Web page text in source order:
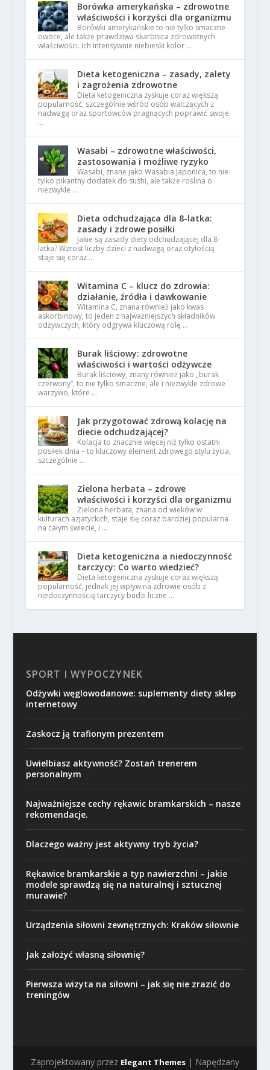
Borówka amerykańska – zdrowotne
właściwości i korzyści dla organizmu
Borówki amerykańskie to nie tylko smaczne
owoce, ale także prawdziwa skarbnica zdrowotnych
właściwości. Ich intensywnie niebieski kolor …
Dieta ketogeniczna – zasady, zalety
i zagrożenia zdrowotne
Dieta ketogeniczna zyskuje coraz większą
popularność, szczególnie wśród osób walczących z
nadwagą oraz sportowców pragnących poprawić swoje
…
Wasabi – zdrowotne właściwości,
zastosowania i możliwe ryzyko
Wasabi, znane jako Wasabia Japonica, to nie
tylko pikantny dodatek do sushi, ale także roślina o
niezwykle …
Dieta odchudzająca dla 8-latka:
zasady i zdrowe posiłki
Jakie są zasady diety odchudzającej dla 8-
latka? Wzrost liczby dzieci z nadwagą oraz otyłością
staje się coraz …
Witamina C – klucz do zdrowia:
działanie, źródła i dawkowanie
Witamina C, znana również jako kwas
askorbinowy, to jeden z najważniejszych składników
odżywczych, który odgrywa kluczową rolę …
Burak liściowy: zdrowotne
właściwości i wartości odżywcze
Burak liściowy, znany również jako „burak
czerwony”, to nie tylko smaczne, ale i niezwykle zdrowe
warzywo, które …
Jak przygotować zdrową kolację na
diecie odchudzającej?
Kolacja to znacznie więcej niż tylko ostatni
posiłek dnia – to kluczowy element zdrowego stylu życia,
szczególnie …
Zielona herbata – zdrowe
właściwości i korzyści dla organizmu
Zielona herbata, znana od wieków w
kulturach azjatyckich, staje się coraz bardziej popularna
na całym świecie, i …
Dieta ketogeniczna a niedoczynność
tarczycy: Co warto wiedzieć?
Dieta ketogeniczna zyskuje coraz większą
popularność, jednak jej wpływ na zdrowie osób z
niedoczynnością tarczycy budzi liczne …
SPORT I WYPOCZYNEK
Odżywki węglowodanowe: suplementy diety sklep
internetowy
Zaskocz ją trafionym prezentem
Uwielbiasz aktywność? Zostań trenerem
personalnym
Najważniejsze cechy rękawic bramkarskich – nasze
rekomendacje.
Dlaczego ważny jest aktywny tryb życia?
Rękawice bramkarskie a typ nawierzchni – jakie
modele sprawdzą się na naturalnej i sztucznej
murawie?
Urządzenia siłowni zewnętrznych: Kraków siłownie
Jak założyć własną siłownię?
Pierwsza wizyta na siłowni – jak się nie zrazić do
treningów
Zaprojektowany przez Elegant Themes| Napędzany